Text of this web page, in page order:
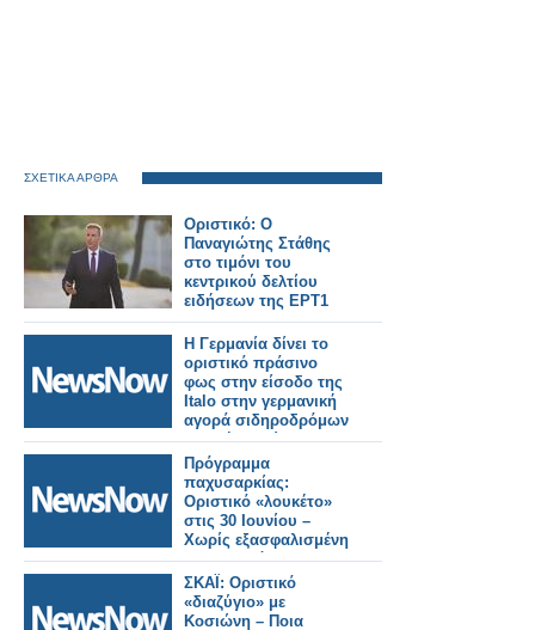
ΣΧΕΤΙΚΑ ΑΡΘΡΑ
Οριστικό: Ο
Παναγιώτης Στάθης
στο τιμόνι του
κεντρικού δελτίου
ειδήσεων της ΕΡΤ1
Η Γερμανία δίνει το
οριστικό πράσινο
φως στην είσοδο της
Italo στην γερμανική
αγορά σιδηροδρόμων
υψηλής ταχύτητας.
Πρόγραμμα
παχυσαρκίας:
Οριστικό «λουκέτο»
στις 30 Ιουνίου –
Χωρίς εξασφαλισμένη
χρηματοδότηση η
επανεκκίνηση
ΣΚΑΪ: Οριστικό
«διαζύγιο» με
Κοσιώνη – Ποια